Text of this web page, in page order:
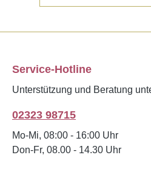
Service-Hotline
Unterstützung und Beratung
02323 98715
Mo-Mi, 08:00 - 16:00 Uhr
Don-Fr, 08.00 - 14.30 Uhr